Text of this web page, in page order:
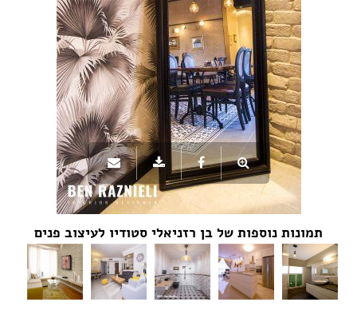
תמונות נוספות של בן רזניאלי סטודיו לעיצוב פנים